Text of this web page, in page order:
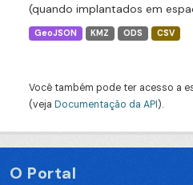
(quando implantados em
GeoJSON KMZ ODS CSV
Você também pode ter acesso a
(veja Documentação da API).
O Portal